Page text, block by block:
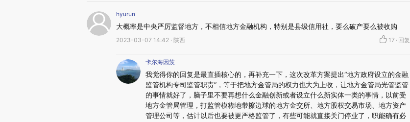
hyurun
大概率是中央严厉监督地方，不相信地方金融机构，特别是县级信用社，要么破产要么被收购
2023-03-07 14:42 · 陕西 17 · 回复
卡尔海因茨
我觉得你的回复是最直插核心的，再补充一下，这次改革方案提出“地方政府设立的金融
监管机构专司监管职责”，等于把地方金管局的权力也大为上收，让地方金管局光管监管
的事情就好了，脑子里不要再想什么金融创新或者设立什么新实体一类的事情，以前受
地方金管局管理，打监管模糊地带擦边球的地方金交所、地方股权交易市场、地方资产
管理公司等，估计以后也要被更严格监管了，有些可能就直接关门停业了，职能确有必